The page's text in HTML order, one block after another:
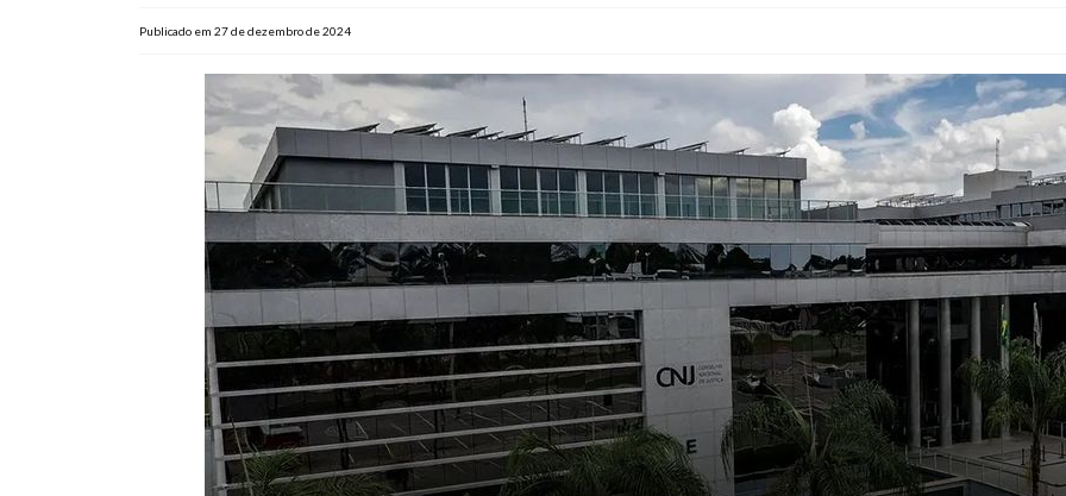
Publicado em 27 de dezembro de 2024